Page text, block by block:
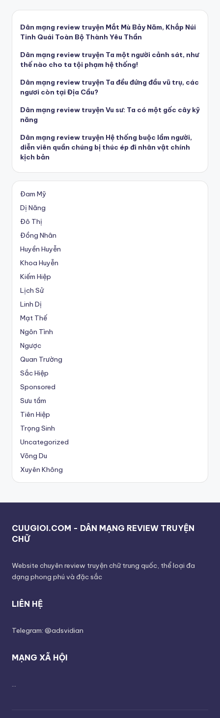
Dân mạng review truyện Mắt Mù Bảy Năm, Khắp Núi
Tinh Quái Toàn Bộ Thành Yêu Thần
Dân mạng review truyện Ta một người cảnh sát, như
thế nào cho ta tội phạm hệ thống!
Dân mạng review truyện Ta đều đứng đầu vũ trụ, các
ngươi còn tại Địa Cầu?
Dân mạng review truyện Vu sư: Ta có một gốc cây kỹ
năng
Dân mạng review truyện Hệ thống buộc lầm người,
diễn viên quần chúng bị thúc ép đi nhân vật chính
kịch bản
Đam Mỹ
Dị Năng
Đô Thị
Đồng Nhân
Huyền Huyễn
Khoa Huyễn
Kiếm Hiệp
Lịch Sử
Linh Dị
Mạt Thế
Ngôn Tình
Ngược
Quan Trường
Sắc Hiệp
Sponsored
Sưu tầm
Tiên Hiệp
Trọng Sinh
Uncategorized
Võng Du
Xuyên Không
CUUGIOI.COM - DÂN MẠNG REVIEW TRUYỆN
CHỮ
Website chuyên review truyện chữ trung quốc, thể loại đa
dạng phong phú và đặc sắc
LIÊN HỆ
Telegram: @adsvidian
MẠNG XÃ HỘI
...